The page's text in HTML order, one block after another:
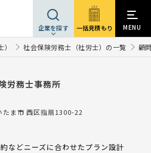
企業を探す 一括見積もり MENU
社会保険労務士（社労士）の一覧 顧
労務士事務所
たま市 西区指扇1300-22
などニーズに合わせたプラン設計